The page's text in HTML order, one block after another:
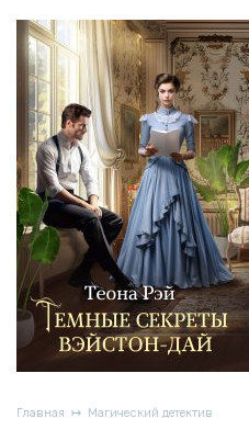
Главная Магический детектив